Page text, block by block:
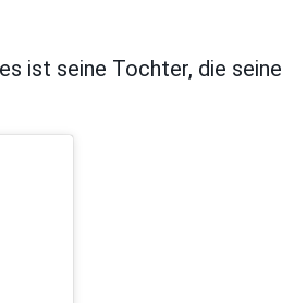
ist seine Tochter, die seine